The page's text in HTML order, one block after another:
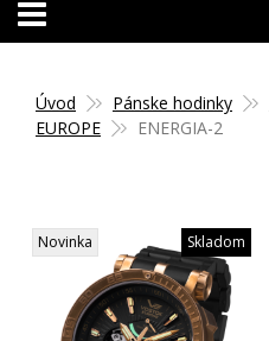
Úvod Pánske hodinky
EUROPE
ENERGIA-2
Novinka Skladom